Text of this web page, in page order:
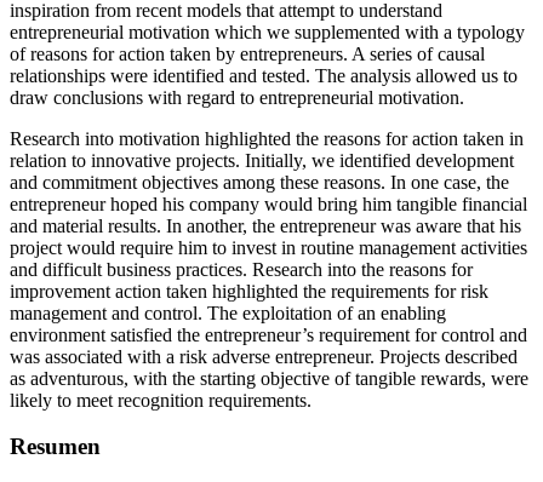
inspiration from recent models that attempt to understand
entrepreneurial motivation which we supplemented with a typology
of reasons for action taken by entrepreneurs. A series of causal
relationships were identified and tested. The analysis allowed us to
draw conclusions with regard to entrepreneurial motivation.
Research into motivation highlighted the reasons for action taken in
relation to innovative projects. Initially, we identified development
and commitment objectives among these reasons. In one case, the
entrepreneur hoped his company would bring him tangible financial
and material results. In another, the entrepreneur was aware that his
project would require him to invest in routine management activities
and difficult business practices. Research into the reasons for
improvement action taken highlighted the requirements for risk
management and control. The exploitation of an enabling
environment satisfied the entrepreneur’s requirement for control and
was associated with a risk adverse entrepreneur. Projects described
as adventurous, with the starting objective of tangible rewards, were
likely to meet recognition requirements.
Resumen